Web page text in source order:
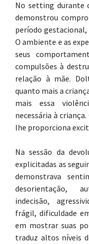
No setting durante
demonstrou
período
O ambiente e as
seus
compulsões à
relação à mãe.
quanto mais a
mais essa
necessária à
lhe proporciona
Na sessão da
explicitadas as
demonstrava
desorientação,
indecisão,
frágil, dificuldade
em mostrar suas
traduz altos níveis